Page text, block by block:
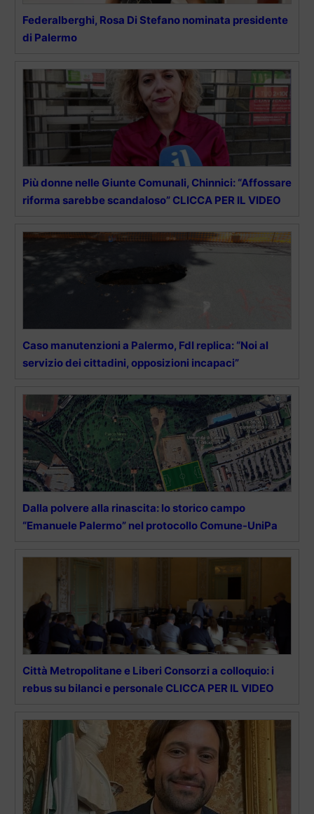
Federalberghi, Rosa Di Stefano nominata presidente
di Palermo
Più donne nelle Giunte Comunali, Chinnici: “Affossare
riforma sarebbe scandaloso” CLICCA PER IL VIDEO
Caso manutenzioni a Palermo, FdI replica: “Noi al
servizio dei cittadini, opposizioni incapaci”
Dalla polvere alla rinascita: lo storico campo
“Emanuele Palermo” nel protocollo Comune-UniPa
Città Metropolitane e Liberi Consorzi a colloquio: i
rebus su bilanci e personale CLICCA PER IL VIDEO